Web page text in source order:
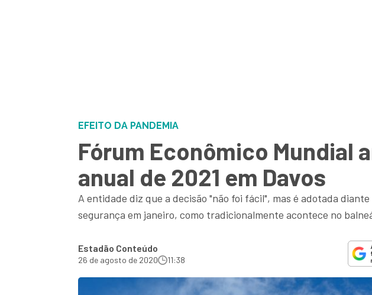
EFEITO DA PANDEMIA
Fórum Econômico Mundial
anual de 2021 em Davos
A entidade diz que a decisão "não foi fácil", mas é adotada
segurança em janeiro, como tradicionalmente acontece no
Estadão Conteúdo
26 de agosto de 2020 11:38